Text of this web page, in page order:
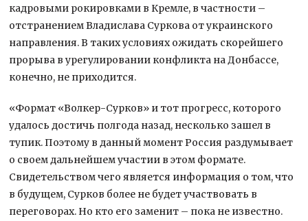
кадровыми рокировками в Кремле, в частности –
отстранением Владислава Суркова от украинского
направления. В таких условиях ожидать скорейшего
прорыва в урегулировании конфликта на Донбассе,
конечно, не приходится.
«Формат «Волкер-Сурков» и тот прогресс, которого
удалось достичь полгода назад, несколько зашел в
тупик. Поэтому в данный момент Россия раздумывает
о своем дальнейшем участии в этом формате.
Свидетельством чего является информация о том, что
в будущем, Сурков более не будет участвовать в
переговорах. Но кто его заменит – пока не известно.